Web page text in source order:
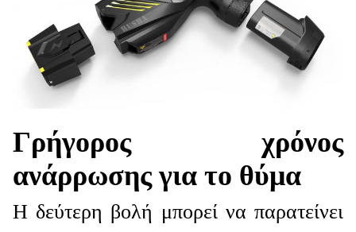
Γρήγορος χρόνος
ανάρρωσης για το θύμα
Η δεύτερη βολή μπορεί να παρατείνει